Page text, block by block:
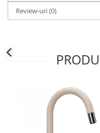
Review-uri(0)